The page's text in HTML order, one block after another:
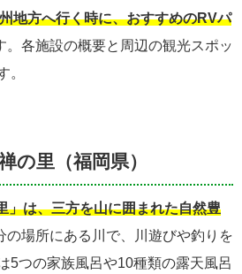
地方へ行く時に、おすすめのRVパ
。各施設の概要と周辺の観光スポッ
。
の里（福岡県）
」は、三方を山に囲まれた自然豊
の場所にある川で、川遊びや釣りを
5つの家族風呂や10種類の露天風呂